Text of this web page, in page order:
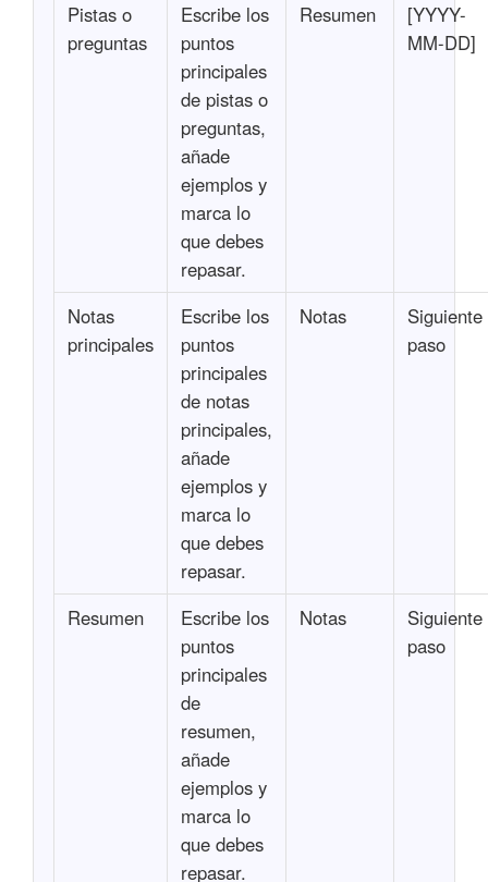
Pistas o
preguntas
Escribe los
puntos
principales
de pistas o
preguntas,
añade
ejemplos y
marca lo
que debes
repasar.
Resumen
[YYYY-
MM-DD]
Notas
principales
Escribe los
puntos
principales
de notas
principales,
añade
ejemplos y
marca lo
que debes
repasar.
Notas
Siguiente
paso
Resumen
Escribe los
puntos
principales
de
resumen,
añade
ejemplos y
marca lo
que debes
repasar.
Notas
Siguiente
paso